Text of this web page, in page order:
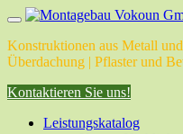
Konstruktionen aus Metall
Überdachung | Pflaster und
Kontaktieren Sie uns!
Leistungskatalog